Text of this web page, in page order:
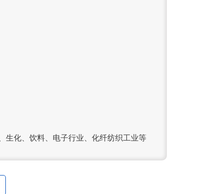
生化、饮料、电子行业、化纤纺织工业等